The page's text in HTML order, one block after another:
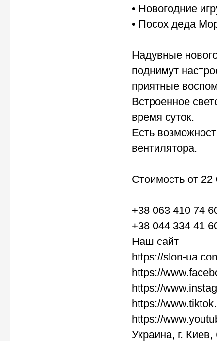
• Новогодние
• Посох деда
Надувные
поднимут
приятные
Встроенное
время суток.
Есть
вентилятора.
Стоимость от 22
+38 063 410 74
+38 044 334 41
Наш сайт
https://slon-
https://
https://
https://
https://
Украина, г.